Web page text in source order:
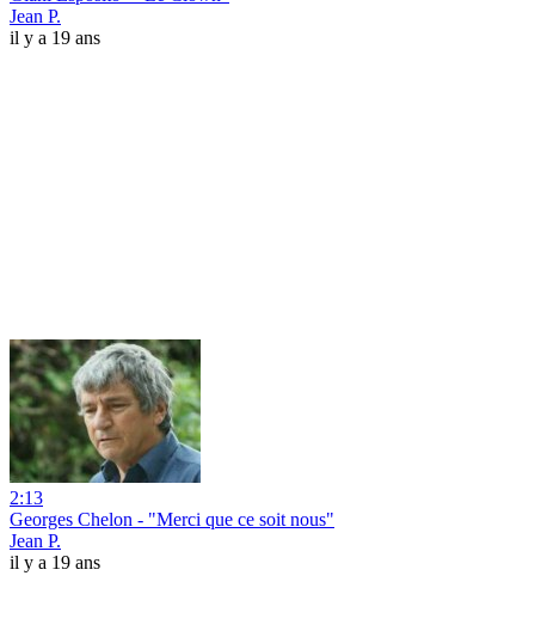
Jean P.
il y a 19 ans
2:13
Georges Chelon - "Merci que ce soit nous"
Jean P.
il y a 19 ans